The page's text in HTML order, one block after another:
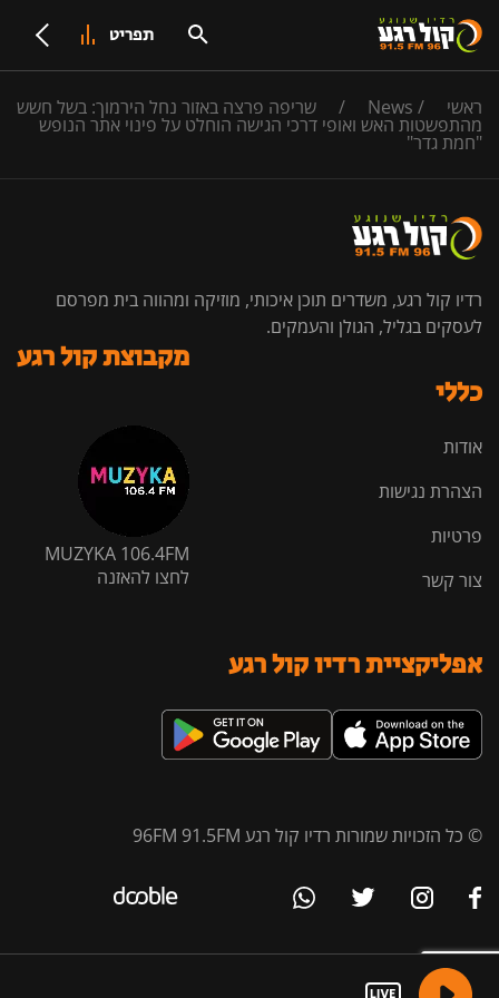
תפריט
ראשי /
News
/ שריפה פרצה באזור נחל הירמוך: בשל חשש
מהתפשטות האש ואופי דרכי הגישה הוחלט על פינוי אתר הנופש
"חמת גדר"
רדיו קול רגע, משדרים תוכן איכותי, מוזיקה ומהווה בית מפרסם
לעסקים בגליל, הגולן והעמקים.
כללי
אודות
הצהרת נגישות
פרטיות
צור קשר
מקבוצת קול רגע
MUZYKA 106.4FM
לחצו להאזנה
אפליקציית רדיו קול רגע
© כל הזכויות שמורות רדיו קול רגע 96FM 91.5FM